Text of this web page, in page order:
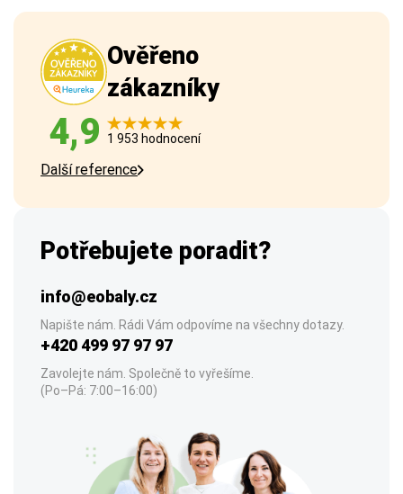
Ověřeno
zákazníky
4,9 1 953 hodnocení
Další reference
Potřebujete poradit?
info@eobaly.cz
Napište nám. Rádi Vám odpovíme na všechny dotazy.
+420 499 97 97 97
Zavolejte nám. Společně to vyřešíme.
(Po–Pá: 7:00–16:00)